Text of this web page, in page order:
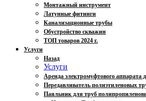
Монтажный инструмент
Латунные фитинги
Канализационные трубы
Обустройство скважин
ТОП товаров 2024 г.
Услуги
Назад
Услуги
Аренда электромуфтового аппарата
Передавливатель полиэтиленовых
Паяльник для труб